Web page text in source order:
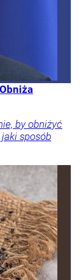
by obniżyć
sposób